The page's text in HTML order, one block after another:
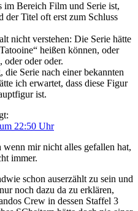
Bereich Film und Serie ist,
der Titel oft erst zum Schluss
nicht verstehen: Die Serie hätte
heißen können, oder
oder oder oder.
Serie nach einer bekannten
ich erwartet, dass diese Figur
ist.
22:50 Uhr
mir nicht alles gefallen hat,
immer.
schon auserzählt zu sein und
noch dazu da zu erklären,
Crew in dessen Staffel 3